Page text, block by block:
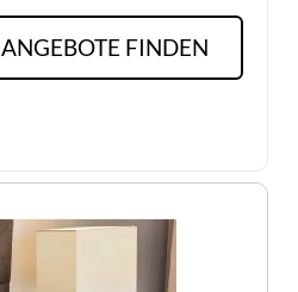
ANGEBOTE FINDEN